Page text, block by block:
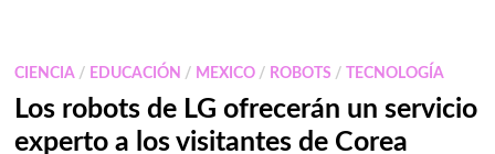
UNIVERSIDAD
SEÚL
CIENCIA/ EDUCACIÓN / MEXICO/ ROBOTS / TECNOLOGÍA
Los robots de LG ofrecerán un servicio
experto a los visitantes de Corea